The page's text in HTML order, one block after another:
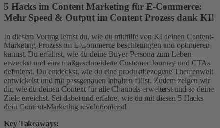
5 Hacks im Content Marketing für E-Commerce:
Mehr Speed & Output im Content Prozess dank KI!
In diesem Vortrag lernst du, wie du mithilfe von KI deinen Content-
Marketing-Prozess im E-Commerce beschleunigen und optimieren
kannst. Du erfährst, wie du deine Buyer Persona zum Leben
erweckst und eine maßgeschneiderte Customer Journey und CTAs
definierst. Du entdeckst, wie du eine produktbezogene Themenwelt
entwickelst und mit passgenauen Inhalten füllst. Zudem zeigen wir
dir, wie du deinen Content für alle Channels erweiterst und so deine
Ziele erreichst. Sei dabei und erfahre, wie du mit diesen 5 Hacks
dein Content-Marketing revolutionierst!
Key Takeaways: